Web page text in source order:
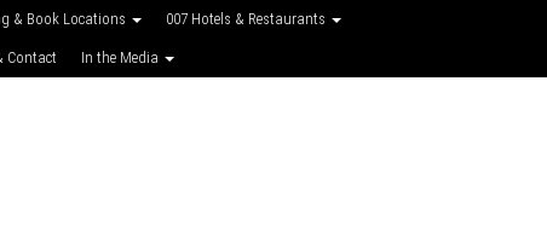
& Book Locations 007 Hotels & Restaurants
Contact In the Media